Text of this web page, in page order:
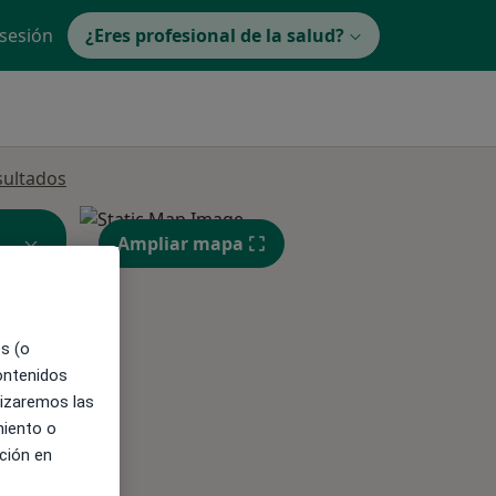
¿Eres profesional de la salud?
Ampliar mapa
(o
las
o
en